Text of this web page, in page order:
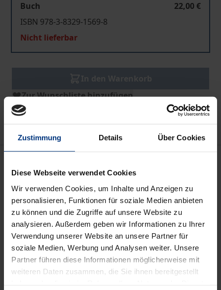
Zustimmung Details Über Cookies
Diese Webseite verwendet Cookies
Wir verwenden Cookies, um Inhalte und Anzeigen zu
personalisieren, Funktionen für soziale Medien anbieten
zu können und die Zugriffe auf unsere Website zu
analysieren. Außerdem geben wir Informationen zu Ihrer
Verwendung unserer Website an unsere Partner für
soziale Medien, Werbung und Analysen weiter. Unsere
Partner führen diese Informationen möglicherweise mit
weiteren Daten zusammen, die Sie ihnen bereitgestellt
Buch
22,00 €
ISBN 978-3-8329-1569-8
Nicht lieferbar
In den Warenkorb
Zur Wunschliste hinzufügen
Hinweise zu Versandkosten
Wie wird Politik in multilateralen Gremien
„gemacht“? Welche Rolle spielen Mitgliedstaaten,
regionale Gruppierungen oder Sekretariate in
internationalen Organisationen? Vor dem
Hintergrund einer allseits attestierten Krise des
Multilateralismus und der Reformbemühungen
innerhalb des UN-Systems widmet sich der Band